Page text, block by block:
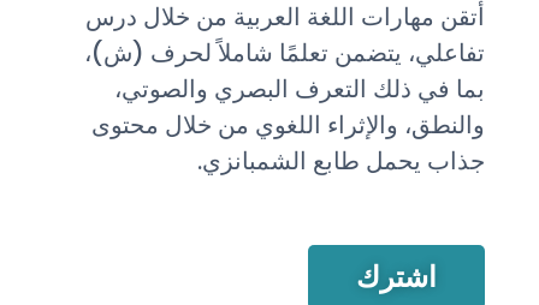
أتقن مهارات اللغة العربية من خلال درس
تفاعلي، يتضمن تعلمًا شاملاً لحرف (ش)،
بما في ذلك التعرف البصري والصوتي،
والنطق، والإثراء اللغوي من خلال محتوى
جذاب يحمل طابع الشمبانزي.
اشترك